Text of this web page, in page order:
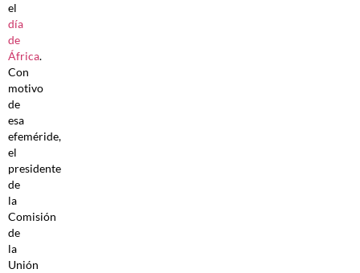
el
día
de
África.
Con
motivo
de
esa
efeméride,
el
presidente
de
la
Comisión
de
la
Unión